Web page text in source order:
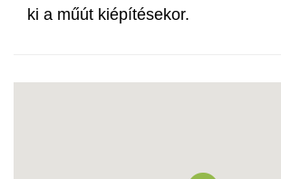
ki a műút kiépítésekor.